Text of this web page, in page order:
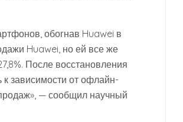
обогнав Huawei в
Huawei, но ей все же
После восстановления
зависимости от офлайн-
— сообщил научный